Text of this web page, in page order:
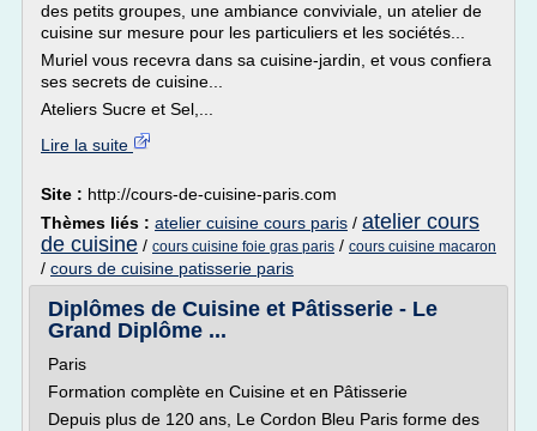
des petits groupes, une ambiance conviviale, un atelier de
cuisine sur mesure pour les particuliers et les sociétés...
Muriel vous recevra dans sa cuisine-jardin, et vous confiera
ses secrets de cuisine...
Ateliers Sucre et Sel,...
Lire la suite
Site : http://cours-de-cuisine-paris.com
Thèmes liés : atelier cuisine cours paris / atelier cours
de cuisine / cours cuisine foie gras paris / cours cuisine macaron
/ cours de cuisine patisserie paris
Diplômes de Cuisine et Pâtisserie - Le
Grand Diplôme ...
Paris
Formation complète en Cuisine et en Pâtisserie
Depuis plus de 120 ans, Le Cordon Bleu Paris forme des